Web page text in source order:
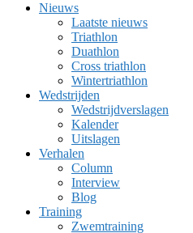
Nieuws
Laatste nieuws
Triathlon
Duathlon
Cross triathlon
Wintertriathlon
Wedstrijden
Wedstrijdverslagen
Kalender
Uitslagen
Verhalen
Column
Interview
Blog
Training
Zwemtraining